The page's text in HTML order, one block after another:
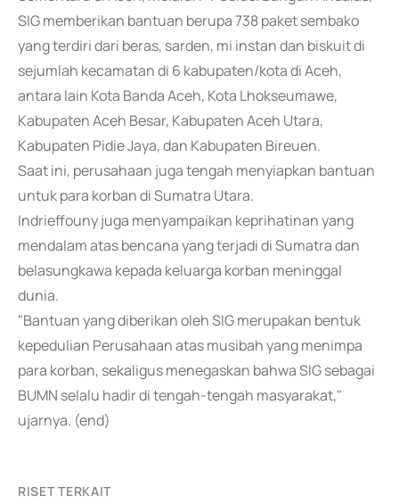
SIG memberikan bantuan berupa 738 paket sembako
yang terdiri dari beras, sarden, mi instan dan biskuit di
sejumlah kecamatan di 6 kabupaten/kota di Aceh,
antara lain Kota Banda Aceh, Kota Lhokseumawe,
Kabupaten Aceh Besar, Kabupaten Aceh Utara,
Kabupaten Pidie Jaya, dan Kabupaten Bireuen.
Saat ini, perusahaan juga tengah menyiapkan bantuan
untuk para korban di Sumatra Utara.
Indrieffouny juga menyampaikan keprihatinan yang
mendalam atas bencana yang terjadi di Sumatra dan
belasungkawa kepada keluarga korban meninggal
dunia.
"Bantuan yang diberikan oleh SIG merupakan bentuk
kepedulian Perusahaan atas musibah yang menimpa
para korban, sekaligus menegaskan bahwa SIG sebagai
BUMN selalu hadir di tengah-tengah masyarakat,"
ujarnya. (end)
RISET TERKAIT